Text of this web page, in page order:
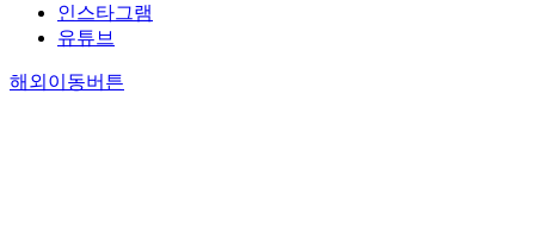
인스타그램
유튜브
해외이동버튼